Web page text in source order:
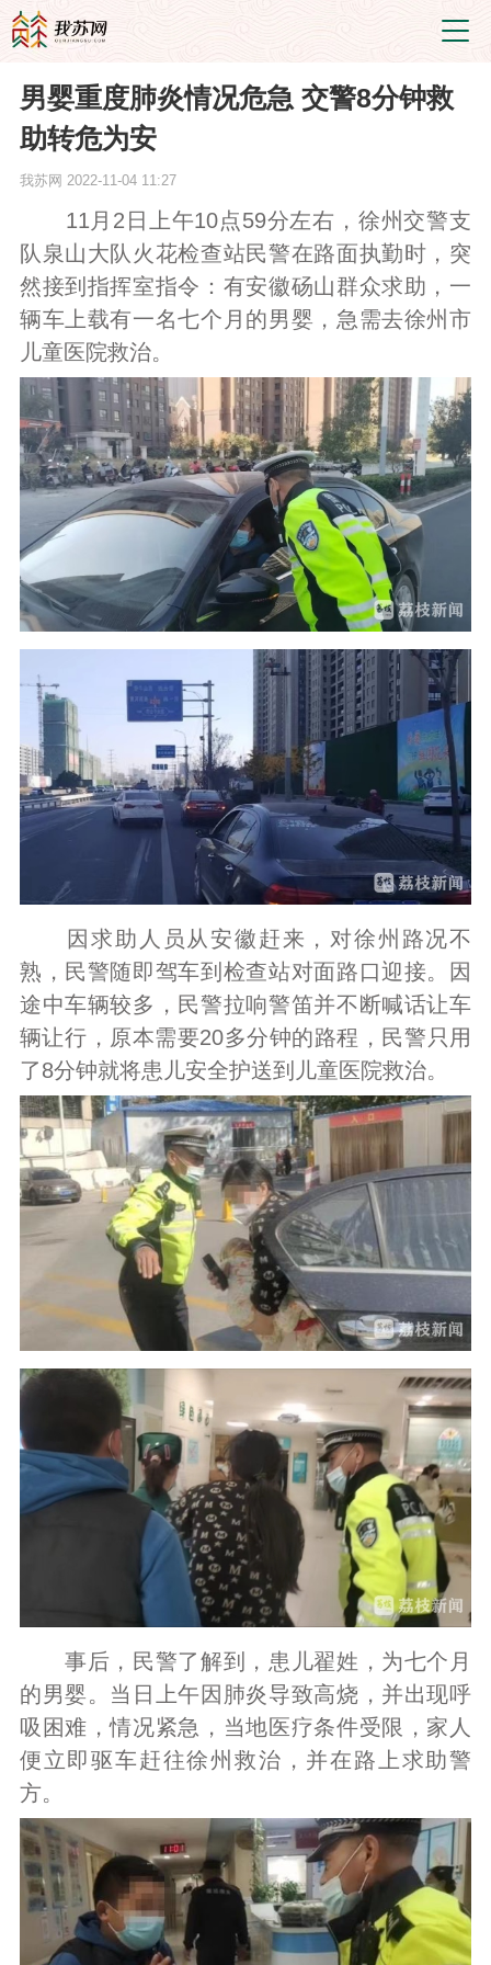
男婴重度肺炎情况危急 交警8分钟救
助转危为安
我苏网 2022-11-04 11:27
11月2日上午10点59分左右，徐州交警支
队泉山大队火花检查站民警在路面执勤时，突
然接到指挥室指令：有安徽砀山群众求助，一
辆车上载有一名七个月的男婴，急需去徐州市
儿童医院救治。
因求助人员从安徽赶来，对徐州路况不
熟，民警随即驾车到检查站对面路口迎接。因
途中车辆较多，民警拉响警笛并不断喊话让车
辆让行，原本需要20多分钟的路程，民警只用
了8分钟就将患儿安全护送到儿童医院救治。
事后，民警了解到，患儿翟姓，为七个月
的男婴。当日上午因肺炎导致高烧，并出现呼
吸困难，情况紧急，当地医疗条件受限，家人
便立即驱车赶往徐州救治，并在路上求助警
方。